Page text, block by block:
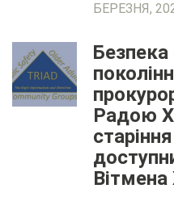
БЕРЕЗНЯ,
Радою